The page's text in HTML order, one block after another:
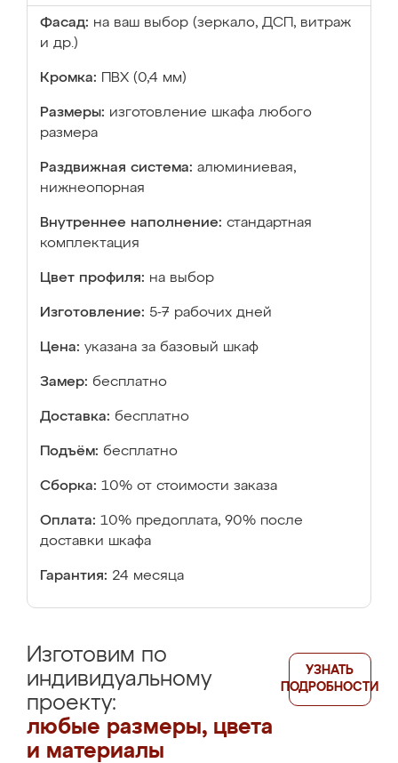
Фасад: на ваш выбор (зеркало, ДСП, витраж
и др.)
Кромка: ПВХ (0,4 мм)
Размеры: изготовление шкафа любого
размера
Раздвижная система: алюминиевая,
нижнеопорная
Внутреннее наполнение: стандартная
комплектация
Цвет профиля: на выбор
Изготовление: 5-7 рабочих дней
Цена: указана за базовый шкаф
Замер: бесплатно
Доставка: бесплатно
Подъём: бесплатно
Сборка: 10% от стоимости заказа
Оплата: 10% предоплата, 90% после
доставки шкафа
Гарантия: 24 месяца
Изготовим по
индивидуальному
проекту:
любые размеры, цвета
и материалы
УЗНАТЬ
ПОДРОБНОСТИ